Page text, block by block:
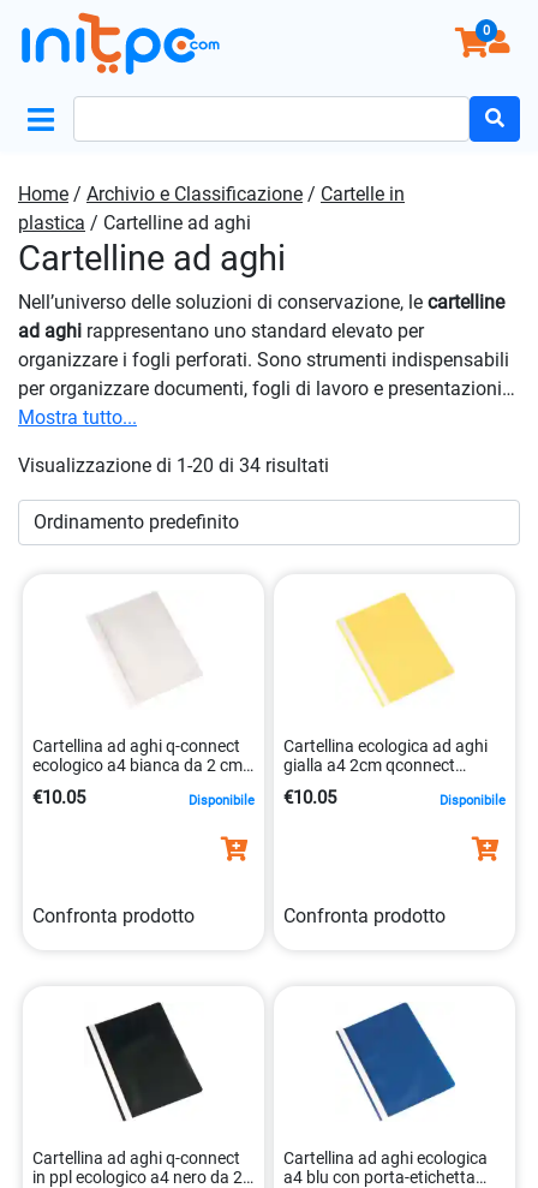
0
Home / Archivio e Classificazione / Cartelle in
plastica / Cartelline ad aghi
Cartelline ad aghi
Nell’universo delle soluzioni di conservazione, le cartelline
ad aghi rappresentano uno standard elevato per
organizzare i fogli perforati. Sono strumenti indispensabili
per organizzare documenti, fogli di lavoro e presentazioni
in modo efficiente e professionale. Dotate di meccanismi a
sicura dei documenti, in modo che rimangano in ordine e
privi di movimenti indesiderati. Proprio grazie al sistema ad
aghi, ogni documento è ben fissato, permettendo
smarrire pagine. Aggiungi un tocco di professionalità e
organizzazione al tuo lavoro quotidiano con le nostre
cartelline ad aghi
di alta qualità. Scegli la praticità e
l’eleganza delle nostre soluzioni di archiviazione e ottieni la
pace della mente sapendo che i tuoi documenti sono al
sicuro e ben organizzati.
Mostra tutto...
Visualizzazione di 1-20 di 34 risultati
Cartellina ad aghi q-connect
ecologico a4 bianca da 2 cm
€10.05 Disponibile
Confronta prodotto
Cartellina ecologica ad aghi
gialla a4 2cm qconnect
€10.05 Disponibile
Confronta prodotto
Cartellina ad aghi q-connect
in ppl ecologico a4 nero da 2
Cartellina ad aghi ecologica
a4 blu con porta-etichetta